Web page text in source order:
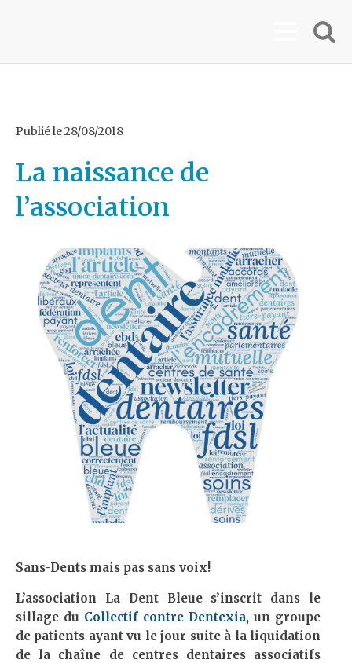
Publié le28/08/2018
La naissance de
l’association
Sans-Dents mais pas sans voix!
L’association La Dent Bleue s’inscrit dans le
sillage du Collectif contre Dentexia, un groupe
de patients ayant vu le jour suite à la liquidation
de la chaîne de centres dentaires associatifs